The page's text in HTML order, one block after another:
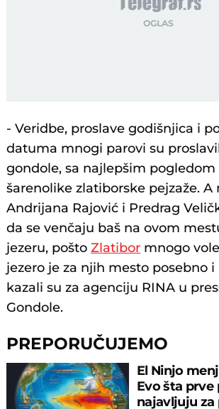
- Veridbe, proslave godišnjica i
datuma mnogi parovi su
gondole, sa najlepšim pogledom
šarenolike zlatiborske pejzaže. A
Andrijana Rajović i Predrag
da se venčaju baš na ovom
jezeru, poštoZlatibor mnogo
jezero je za njih mesto posebno
kazali su za agenciju RINA u
Gondole.
PREPORUČUJEMO
El Ninjo
Evo šta prve
najavljuju